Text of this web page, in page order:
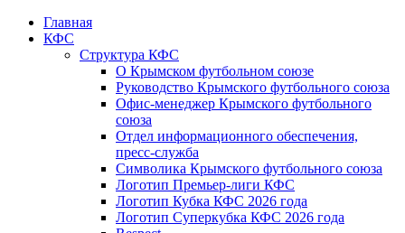
Главная
КФС
Структура КФС
О Крымском футбольном союзе
Руководство Крымского футбольного союза
Офис-менеджер Крымского футбольного
союза
Отдел информационного обеспечения,
пресс-служба
Символика Крымского футбольного союза
Логотип Премьер-лиги КФС
Логотип Кубка КФС 2026 года
Логотип Суперкубка КФС 2026 года